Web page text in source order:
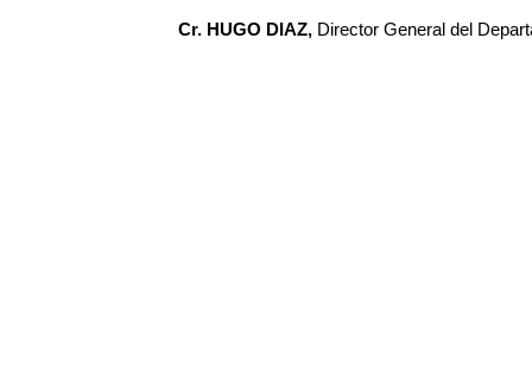
Cr. HUGO DIAZ, Director General del